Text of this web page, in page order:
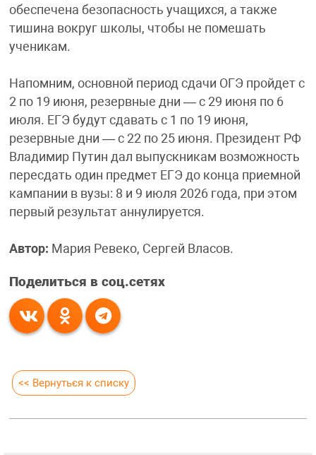
обеспечена безопасность учащихся, а также
тишина вокруг школы, чтобы не помешать
ученикам.
Напомним, основной период сдачи ОГЭ пройдет с
2 по 19 июня, резервные дни — с 29 июня по 6
июля. ЕГЭ будут сдавать с 1 по 19 июня,
резервные дни — с 22 по 25 июня. Президент РФ
Владимир Путин дал выпускникам возможность
пересдать один предмет ЕГЭ до конца приемной
кампании в вузы: 8 и 9 июля 2026 года, при этом
первый результат аннулируется.
Автор: Мария Ревеко, Сергей Власов.
Поделиться в соц.сетях
<< Вернуться к списку